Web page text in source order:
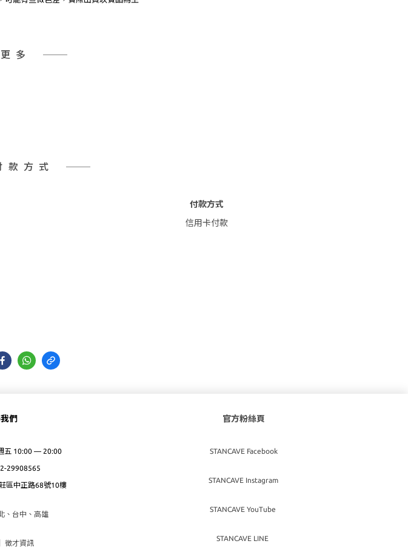
多
款方式
付款方式
信用卡付款
們
五 10:00 — 20:00
29908565
區中正路68號10樓
、台中、高雄
徵才資訊
官方粉絲頁
STANCAVE Facebook
STANCAVE Instagram
STANCAVE YouTube
STANCAVE LINE